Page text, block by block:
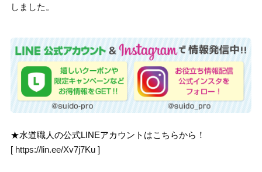
しました。
★水道職人の公式LINEアカウントはこちらから！
[ https://lin.ee/Xv7j7Ku ]